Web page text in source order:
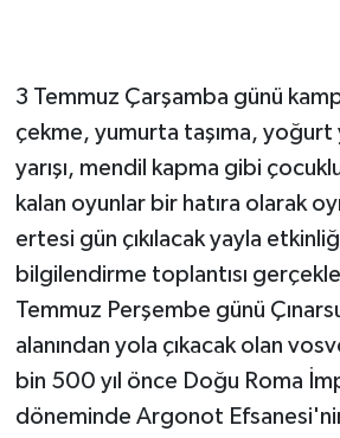
3 Temmuz Çarşamba günü
çekme, yumurta taşıma, yoğurt
yarışı, mendil kapma gibi
kalan oyunlar bir hatıra olarak
ertesi gün çıkılacak yayla
bilgilendirme toplantısı
Temmuz Perşembe günü
alanından yola çıkacak olan
bin 500 yıl önce Doğu Roma
döneminde Argonot Efsanesi'nin